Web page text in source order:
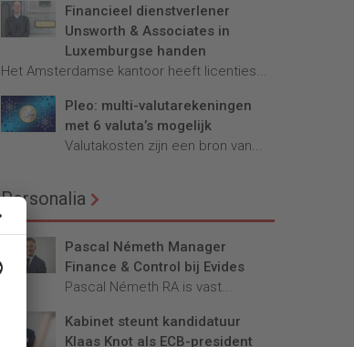
Financieel dienstverlener
Unsworth & Associates in
Luxemburgse handen
Het Amsterdamse kantoor heeft licenties...
Pleo: multi-valutarekeningen
met 6 valuta’s mogelijk
Valutakosten zijn een bron van...
Personalia
Pascal Németh Manager
Finance & Control bij Evides
Pascal Németh RA is vast...
Kabinet steunt kandidatuur
Klaas Knot als ECB-president